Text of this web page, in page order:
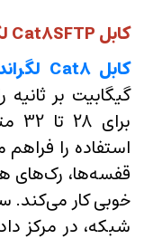
کابل Cat8SFTP لگراند
کابل Cat8 لگراند Legrand
استفاده را
قفسه‌ها، رک‌های
خوبی کار می‌کند.
شبکه، در مرکز